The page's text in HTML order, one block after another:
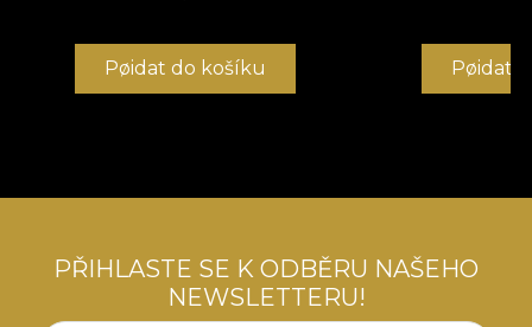
Pøidat do košíku Pøidat
PŘIHLASTE SE K ODBĚRU NAŠEHO
NEWSLETTERU!